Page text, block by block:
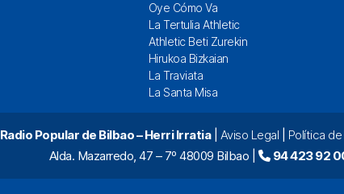
Oye Cómo Va
La Tertulia Athletic
Athletic Beti Zurekin
Hirukoa Bizkaian
La Traviata
La Santa Misa
Radio Popular de Bilbao – Herri Irratia| Aviso Legal Política
Alda. Mazarredo, 47 – 7º 48009 Bilbao |
94 423 92